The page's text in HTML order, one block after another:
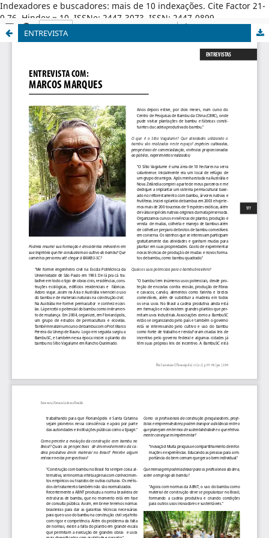
Indexadores e buscadores: mais de 10 indexações. Cite Factor 21-
0,76. Hindex = 10. ISSNe: 2447-3073. ISSN: 2447-0899.
ENTREVISTA